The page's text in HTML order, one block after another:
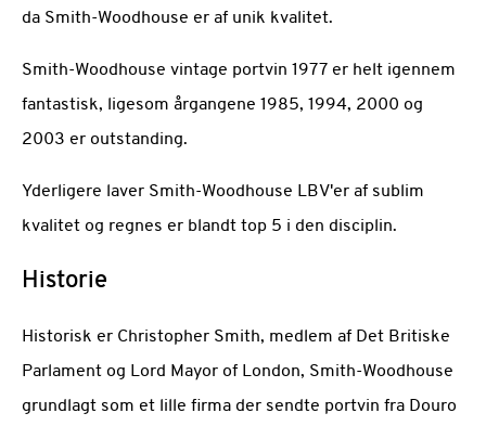
da Smith-Woodhouse er af unik kvalitet.
Smith-Woodhouse vintage portvin 1977 er helt igennem
fantastisk, ligesom årgangene 1985, 1994, 2000 og
2003 er outstanding.
Yderligere laver Smith-Woodhouse LBV'er af sublim
kvalitet og regnes er blandt top 5 i den disciplin.
Historie
Historisk er Christopher Smith, medlem af Det Britiske
Parlament og Lord Mayor of London, Smith-Woodhouse
grundlagt som et lille firma der sendte portvin fra Douro